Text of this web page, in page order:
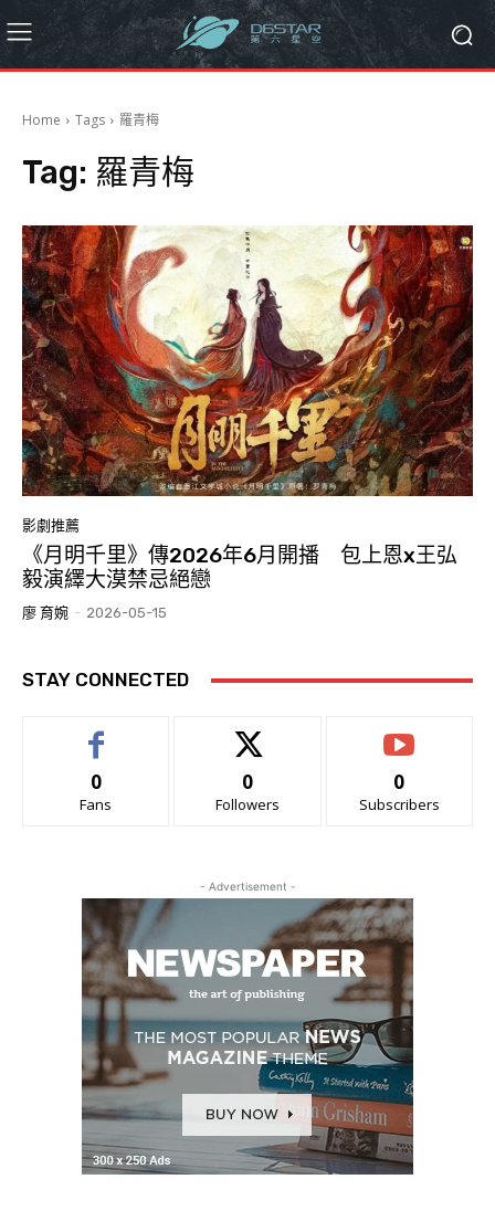
Home Tags 羅青梅
Tag: 羅青梅
影劇推薦
《月明千里》傳2026年6月開播 包上恩x王弘
毅演繹大漠禁忌絕戀
廖 育婉 - 2026-05-15
STAY CONNECTED
0
Fans
0
Followers
0
Subscribers
- Advertisement -